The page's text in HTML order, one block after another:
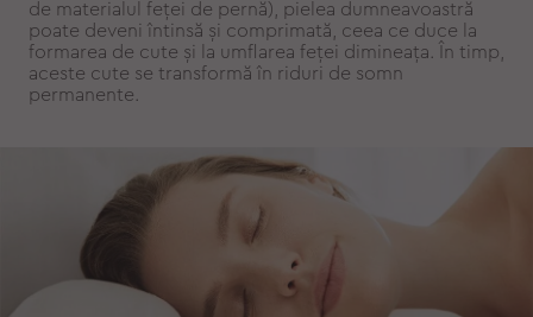
de materialul feței de pernă), pielea dumneavoastră
poate deveni întinsă și comprimată, ceea ce duce la
formarea de cute și la umflarea feței dimineața. În timp,
aceste cute se transformă în riduri de somn
permanente.